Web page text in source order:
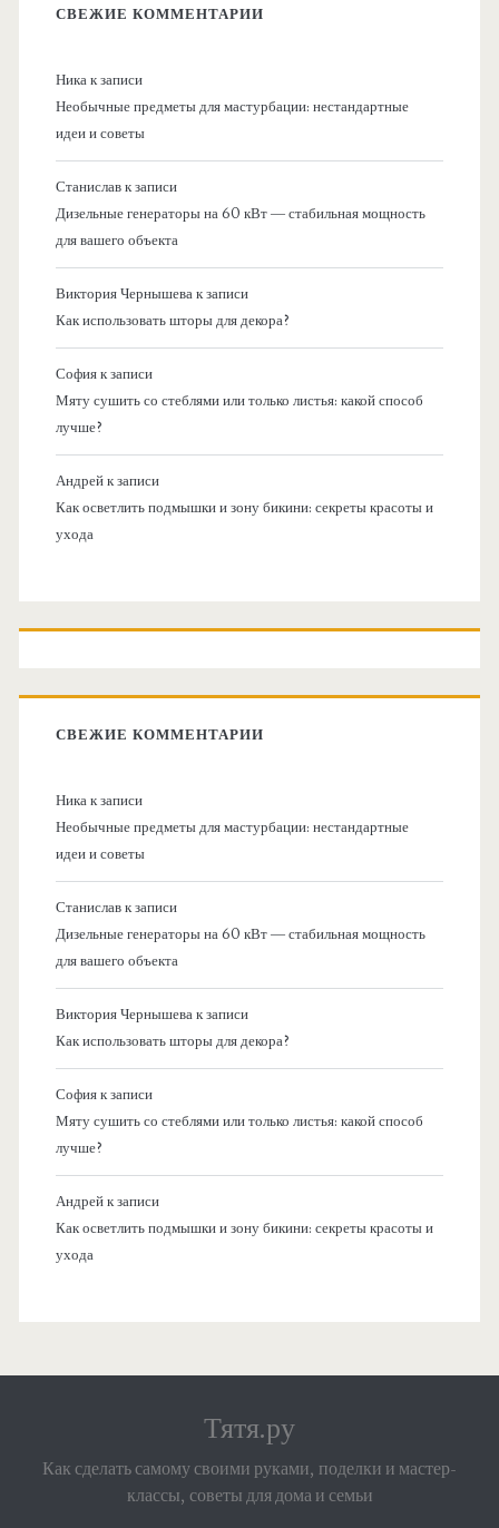
СВЕЖИЕ КОММЕНТАРИИ
Никак записи
Необычные предметы для мастурбации: нестандартные
идеи и советы
Станиславк записи
Дизельные генераторы на 60 кВт — стабильная мощность
для вашего объекта
Виктория Чернышевак записи
Как использовать шторы для декора?
Софияк записи
Мяту сушить со стеблями или только листья: какой способ
лучше?
Андрейк записи
Как осветлить подмышки и зону бикини: секреты красоты и
ухода
СВЕЖИЕ КОММЕНТАРИИ
Никак записи
Необычные предметы для мастурбации: нестандартные
идеи и советы
Станиславк записи
Дизельные генераторы на 60 кВт — стабильная мощность
для вашего объекта
Виктория Чернышевак записи
Как использовать шторы для декора?
Софияк записи
Мяту сушить со стеблями или только листья: какой способ
лучше?
Андрейк записи
Как осветлить подмышки и зону бикини: секреты красоты и
ухода
Тятя.ру
Как сделать самому своими руками, поделки и мастер-
классы, советы для дома и семьи